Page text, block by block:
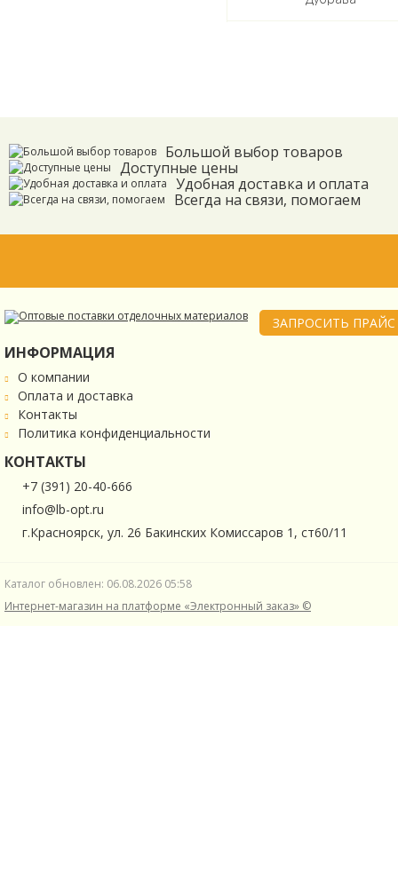
Большой выбор товаров
Доступные цены
Удобная доставка и оплата
Всегда на связи, помогаем
ЗАПРОСИТЬ ПРАЙС
ИНФОРМАЦИЯ
О компании
Оплата и доставка
Контакты
Политика конфиденциальности
КОНТАКТЫ
+7 (391) 20-40-666
info@lb-opt.ru
г.Красноярск, ул. 26 Бакинских Комиссаров 1, ст60/11
Каталог обновлен: 06.08.2026 05:58
Интернет-магазин на платформе «Электронный заказ» ©